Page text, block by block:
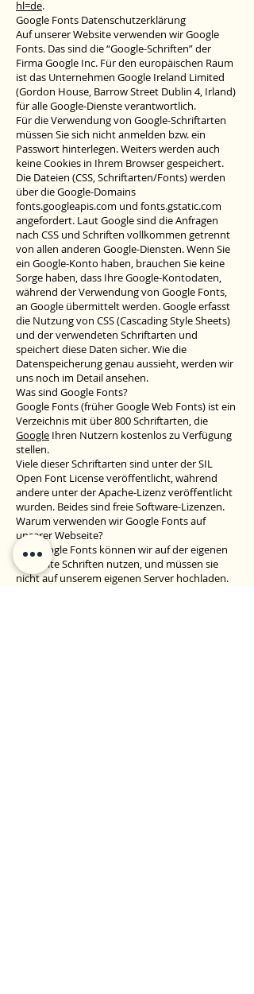
hl=de.
Google Fonts Datenschutzerklärung
Auf unserer Website verwenden wir Google
Fonts. Das sind die “Google-Schriften” der
Firma Google Inc. Für den europäischen Raum
ist das Unternehmen Google Ireland Limited
(Gordon House, Barrow Street Dublin 4, Irland)
für alle Google-Dienste verantwortlich.
Für die Verwendung von Google-Schriftarten
müssen Sie sich nicht anmelden bzw. ein
Passwort hinterlegen. Weiters werden auch
keine Cookies in Ihrem Browser gespeichert.
Die Dateien (CSS, Schriftarten/Fonts) werden
über die Google-Domains
fonts.googleapis.com und fonts.gstatic.com
angefordert. Laut Google sind die Anfragen
nach CSS und Schriften vollkommen getrennt
von allen anderen Google-Diensten. Wenn Sie
ein Google-Konto haben, brauchen Sie keine
Sorge haben, dass Ihre Google-Kontodaten,
während der Verwendung von Google Fonts,
an Google übermittelt werden. Google erfasst
die Nutzung von CSS (Cascading Style Sheets)
und der verwendeten Schriftarten und
speichert diese Daten sicher. Wie die
Datenspeicherung genau aussieht, werden wir
uns noch im Detail ansehen.
Was sind Google Fonts?
Google Fonts (früher Google Web Fonts) ist ein
Verzeichnis mit über 800 Schriftarten, die
Google Ihren Nutzern kostenlos zu Verfügung
stellen.
Viele dieser Schriftarten sind unter der SIL
Open Font License veröffentlicht, während
andere unter der Apache-Lizenz veröffentlicht
wurden. Beides sind freie Software-Lizenzen.
Warum verwenden wir Google Fonts auf
unserer Webseite?
Mit Google Fonts können wir auf der eigenen
Webseite Schriften nutzen, und müssen sie
nicht auf unserem eigenen Server hochladen.